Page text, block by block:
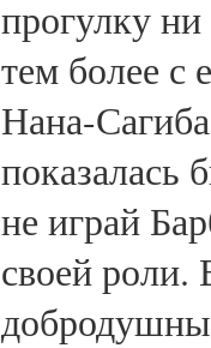
прогулку
тем более с
Нана-
показалась
не играй
своей роли.